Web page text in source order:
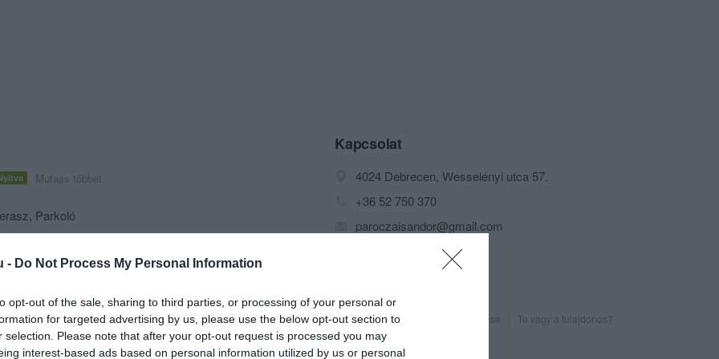
- Do Not Process My Personal Information
opt-out of the sale, sharing to third parties, or processing of your personal or
for targeted advertising by us, please use the below opt-out section to
selection. Please note that after your opt-out request is processed you may
interest-based ads based on personal information utilized by us or personal
Mutass többet
Parkoló
italakciókkal, Segafredo kávéval (elvitelre is) ,
Kapcsolat
4024 Debrecen, Wesselényi utca 57.
+36 52 750 370
paroczaisandor@gmail.com
fb.com/alcaponesorozo/
Probléma jelentése Te vagy a tulajdonos?